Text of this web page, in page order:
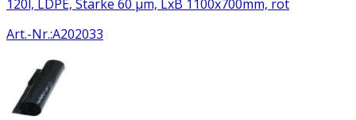
120l, LDPE, Stärke 60 µm, LxB 1100x700mm, rot
Art.-Nr.:A202033